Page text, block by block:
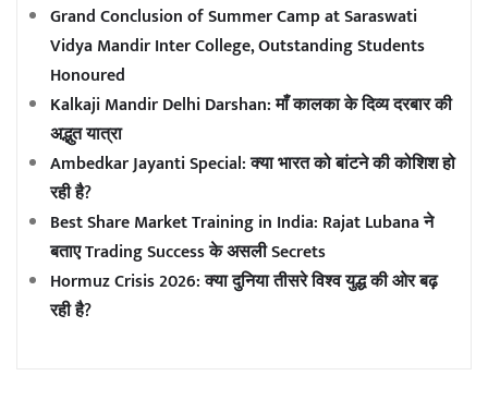
Grand Conclusion of Summer Camp at Saraswati
Vidya Mandir Inter College, Outstanding Students
Honoured
Kalkaji Mandir Delhi Darshan: माँ कालका के दिव्य दरबार की
अद्भुत यात्रा
Ambedkar Jayanti Special: क्या भारत को बांटने की कोशिश हो
रही है?
Best Share Market Training in India: Rajat Lubana ने
बताए Trading Success के असली Secrets
Hormuz Crisis 2026: क्या दुनिया तीसरे विश्व युद्ध की ओर बढ़
रही है?